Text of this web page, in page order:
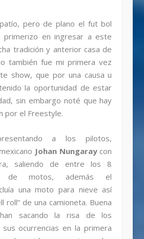
pero de plano el fut bol
primerizo en ingresar a este
tradición y anterior casa de
también fue mi primera vez
show, que por una causa u
la oportunidad de estar
sin embargo noté que hay
por el Freestyle.
a los pilotos,
Johan Nungaray con
saliendo de entre los 8
de motos, además el
una moto para nieve así
roll” de una camioneta. Buena
sacando la risa de los
ocurrencias en la primera